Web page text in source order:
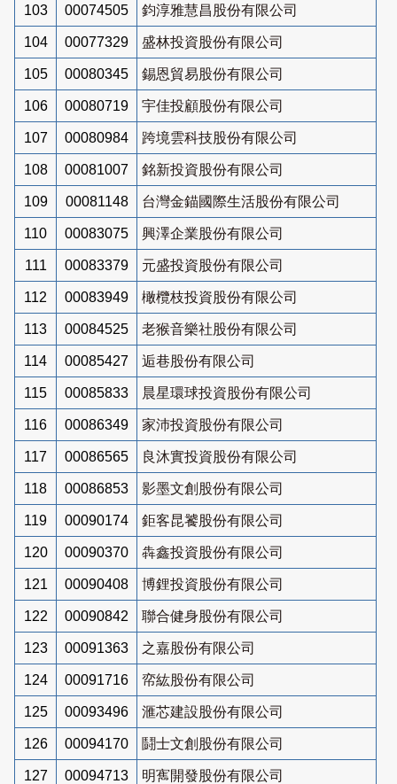
103 00074505 鈞淳雅慧昌股份有限公司
104 00077329 盛林投資股份有限公司
105 00080345 錫恩貿易股份有限公司
106 00080719 宇佳投顧股份有限公司
107 00080984 跨境雲科技股份有限公司
108 00081007 銘新投資股份有限公司
109 00081148 台灣金錨國際生活股份有限公司
110 00083075 興澤企業股份有限公司
111 00083379 元盛投資股份有限公司
112 00083949 橄欖枝投資股份有限公司
113 00084525 老猴音樂社股份有限公司
114 00085427 逅巷股份有限公司
115 00085833 晨星環球投資股份有限公司
116 00086349 家沛投資股份有限公司
117 00086565 良沐實投資股份有限公司
118 00086853 影墨文創股份有限公司
119 00090174 鉅客昆饕股份有限公司
120 00090370 犇鑫投資股份有限公司
121 00090408 博鋰投資股份有限公司
122 00090842 聯合健身股份有限公司
123 00091363 之嘉股份有限公司
124 00091716 帟紘股份有限公司
125 00093496 滙芯建設股份有限公司
126 00094170 鬪士文創股份有限公司
127 00094713 明寯開發股份有限公司